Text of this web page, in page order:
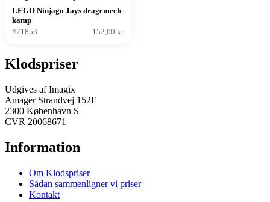
LEGO Ninjago Jays dragemech-
kamp
#71853
152,00 kr.
Klodspriser
Udgives af Imagix
Amager Strandvej 152E
2300 København S
CVR 20068671
Information
Om Klodspriser
Sådan sammenligner vi priser
Kontakt